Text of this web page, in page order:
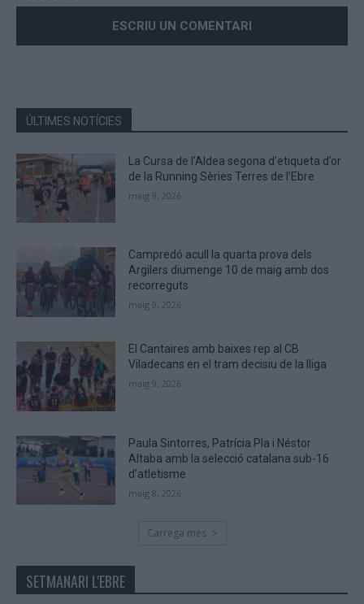
the
the
CAPTCHA
to
verify
that
you
ÚLTIMES NOTÍCIES
La Cursa de l’Aldea segona d’etiqueta d’or
de la Running Sèries Terres de l’Ebre
maig 9, 2026
Campredó acull la quarta prova dels
Argilers diumenge 10 de maig amb dos
recorreguts
maig 9, 2026
El Cantaires amb baixes rep al CB
Viladecans en el tram decisiu de la lliga
maig 9, 2026
Paula Sintorres, Patrícia Pla i Néstor
Altaba amb la selecció catalana sub-16
d’atletisme
maig 8, 2026
Carrega més
SETMANARI L'EBRE